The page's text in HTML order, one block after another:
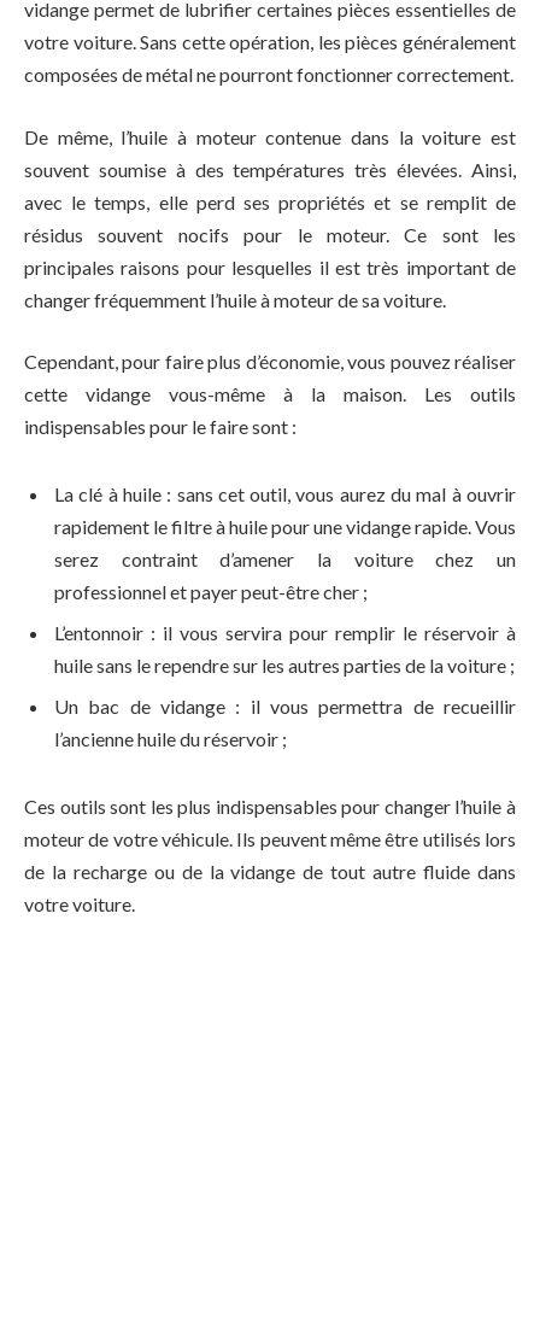
vidange permet de lubrifier certaines pièces essentielles de
votre voiture. Sans cette opération, les pièces généralement
composées de métal ne pourront fonctionner correctement.
De même, l’huile à moteur contenue dans la voiture est
souvent soumise à des températures très élevées. Ainsi,
avec le temps, elle perd ses propriétés et se remplit de
résidus souvent nocifs pour le moteur. Ce sont les
principales raisons pour lesquelles il est très important de
changer fréquemment l’huile à moteur de sa voiture.
Cependant, pour faire plus d’économie, vous pouvez réaliser
cette vidange vous-même à la maison. Les outils
indispensables pour le faire sont :
La clé à huile : sans cet outil, vous aurez du mal à ouvrir
rapidement le filtre à huile pour une vidange rapide. Vous
serez contraint d’amener la voiture chez un
professionnel et payer peut-être cher ;
L’entonnoir : il vous servira pour remplir le réservoir à
huile sans le rependre sur les autres parties de la voiture ;
Un bac de vidange : il vous permettra de recueillir
l’ancienne huile du réservoir ;
Ces outils sont les plus indispensables pour changer l’huile à
moteur de votre véhicule. Ils peuvent même être utilisés lors
de la recharge ou de la vidange de tout autre fluide dans
votre voiture.